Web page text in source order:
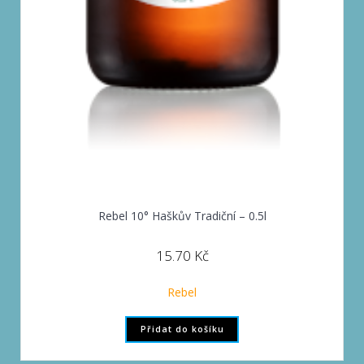
Rebel 10° Haškův Tradiční – 0.5l
15.70 Kč
Rebel
Přidat do košíku